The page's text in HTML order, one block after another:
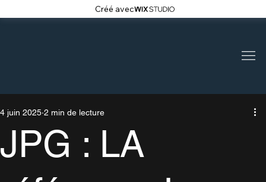
Créé avec
JPG : LA
4 juin 2025 2 min de lecture